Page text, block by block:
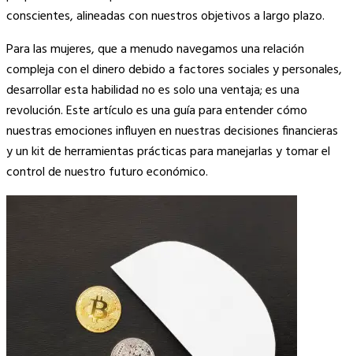
conscientes, alineadas con nuestros objetivos a largo plazo.
Para las mujeres, que a menudo navegamos una relación
compleja con el dinero debido a factores sociales y personales,
desarrollar esta habilidad no es solo una ventaja; es una
revolución. Este artículo es una guía para entender cómo
nuestras emociones influyen en nuestras decisiones financieras
y un kit de herramientas prácticas para manejarlas y tomar el
control de nuestro futuro económico.